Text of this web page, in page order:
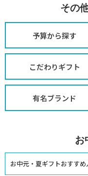
その
予算から探す
こだわりギフト
有名ブランド
お
お中元・夏ギフトおすす